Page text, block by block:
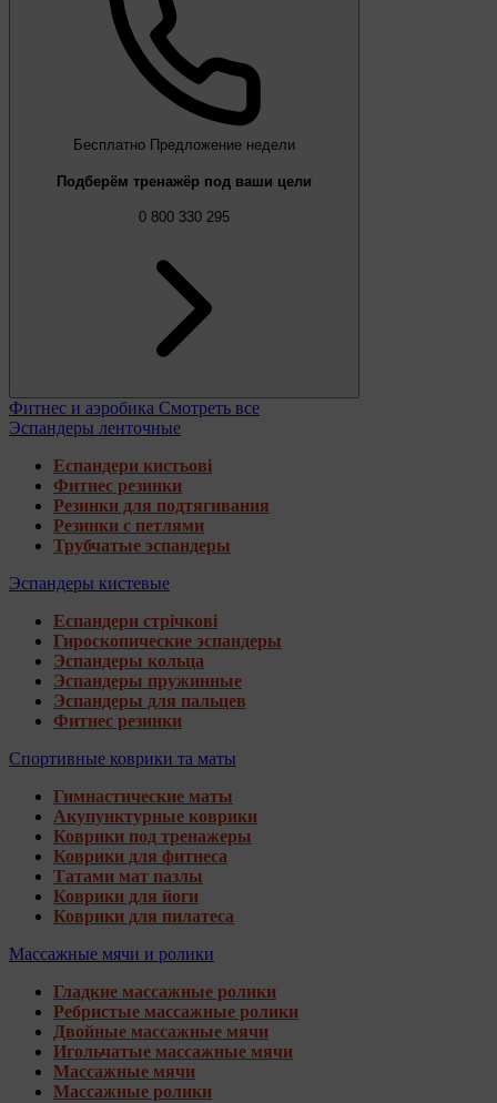
Бесплатно Предложение недели
Подберём тренажёр под ваши цели
0 800 330 295
Фитнес и аэробика Смотреть все
Эспандеры ленточные
Еспандери кистьові
Фитнес резинки
Резинки для подтягивания
Резинки с петлями
Трубчатые эспандеры
Эспандеры кистевые
Еспандери стрічкові
Гироскопические эспандеры
Эспандеры кольца
Эспандеры пружинные
Эспандеры для пальцев
Фитнес резинки
Спортивные коврики та маты
Гимнастические маты
Акупунктурные коврики
Коврики под тренажеры
Коврики для фитнеса
Татами мат пазлы
Коврики для йоги
Коврики для пилатеса
Массажные мячи и ролики
Гладкие массажные ролики
Ребристые массажные ролики
Двойные массажные мячи
Игольчатые массажные мячи
Массажные мячи
Массажные ролики